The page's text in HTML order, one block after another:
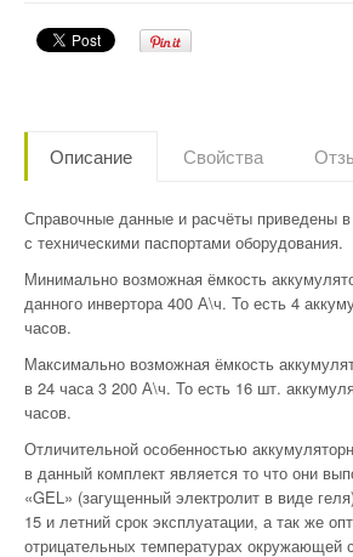
Описание Свойства
Справочные данные и расчёты приведены в
с техническими паспортами оборудования.
Минимально возможная ёмкость
данного инвертора 400 А\ч. То есть 4
часов.
Максимально возможная ёмкость
в 24 часа 3 200 А\ч. То есть 16 шт.
часов.
Отличительной особенностью
в данный комплект является то что они
«GEL» (загущенный электролит в виде
15 и летний срок эксплуатации, а так же
отрицательных температурах окружающей